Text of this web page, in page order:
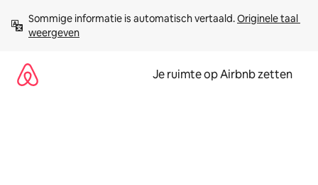
direct
naar
Sommige informatie is automatisch vertaald. Originele taal
weergeven
Je ruimte op Airbnb zetten